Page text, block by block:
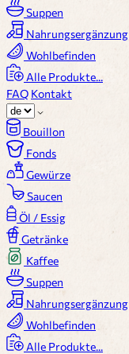
Suppen
Nahrungsergänzung
Wohlbefinden
Alle Produkte...
FAQ Kontakt
Bouillon
Fonds
Gewürze
Saucen
Öl / Essig
Getränke
Kaffee
Suppen
Nahrungsergänzung
Wohlbefinden
Alle Produkte...